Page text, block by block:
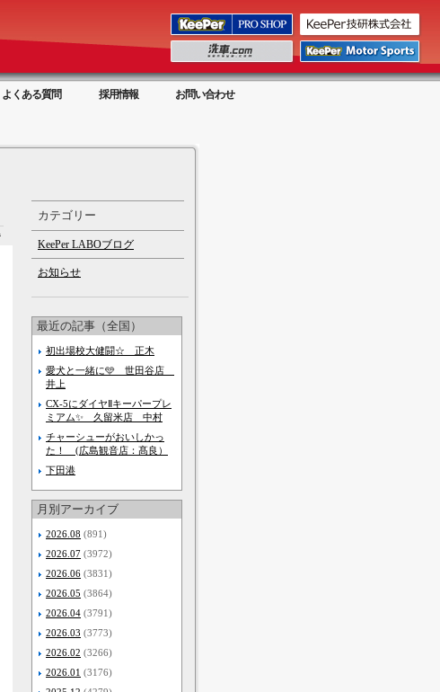
よくある質問 採用情報 お問い合わせ
カテゴリー
KeePer LABOブログ
お知らせ
最近の記事（全国）
初出場校大健闘☆ 正木
愛犬と一緒に🩵 世田谷店
井上
CX-5にダイヤⅡキーパープレ
ミアム✨️ 久留米店 中村
チャーシューがおいしかっ
た！ (広島観音店：髙良）
下田港
月別アーカイブ
2026.08 (891)
2026.07 (3972)
2026.06 (3831)
2026.05 (3864)
2026.04 (3791)
2026.03 (3773)
2026.02 (3266)
2026.01 (3176)